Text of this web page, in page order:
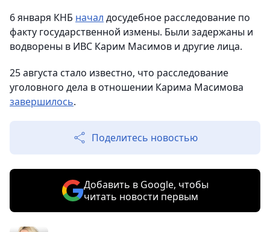
6 января КНБ начал досудебное расследование по
факту государственной измены. Были задержаны и
водворены в ИВС Карим Масимов и другие лица.
25 августа стало известно, что расследование
уголовного дела в отношении Карима Масимова
завершилось.
Поделитесь новостью
Добавить в Google, чтобы
читать новости первым